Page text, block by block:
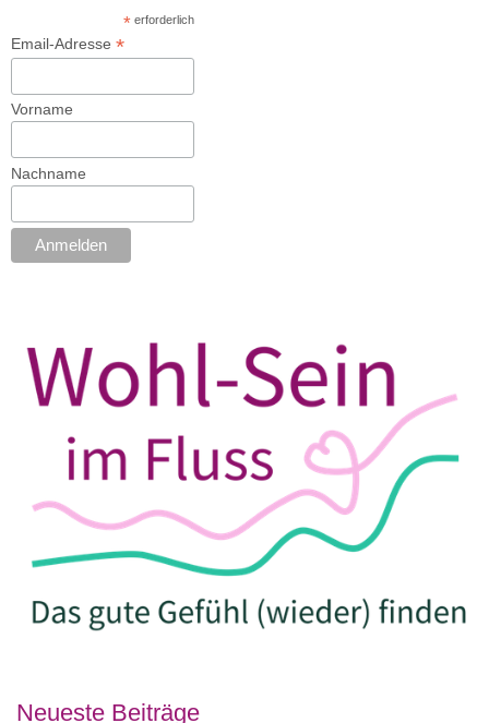
* erforderlich
Email-Adresse*
Vorname
Nachname
Neueste Beiträge